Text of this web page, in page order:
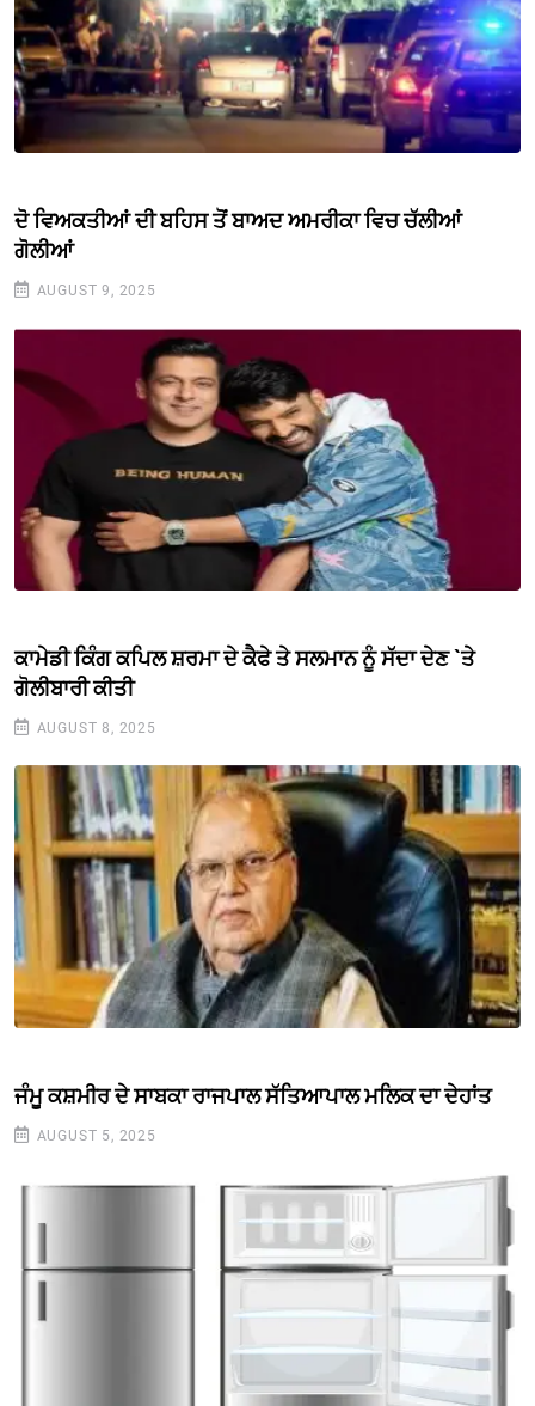
ਦੋ ਵਿਅਕਤੀਆਂ ਦੀ ਬਹਿਸ ਤੋਂ ਬਾਅਦ ਅਮਰੀਕਾ ਵਿਚ ਚੱਲੀਆਂ
ਗੋਲੀਆਂ
AUGUST 9, 2025
ਕਾਮੇਡੀ ਕਿੰਗ ਕਪਿਲ ਸ਼ਰਮਾ ਦੇ ਕੈਫੇ ਤੇ ਸਲਮਾਨ ਨੂੰ ਸੱਦਾ ਦੇਣ `ਤੇ
ਗੋਲੀਬਾਰੀ ਕੀਤੀ
AUGUST 8, 2025
ਜੰਮੂ ਕਸ਼ਮੀਰ ਦੇ ਸਾਬਕਾ ਰਾਜਪਾਲ ਸੱਤਿਆਪਾਲ ਮਲਿਕ ਦਾ ਦੇਹਾਂਤ
AUGUST 5, 2025